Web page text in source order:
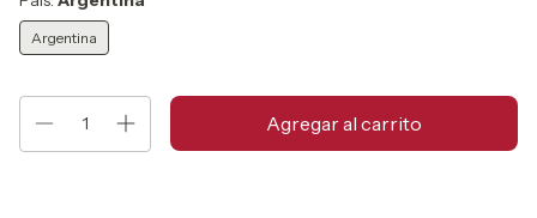
Argentina